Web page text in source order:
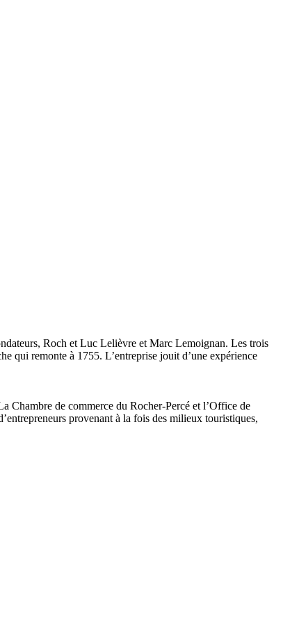
Roch et Luc Lelièvre et Marc Lemoignan. Les trois
qui remonte à 1755. L’entreprise jouit d’une expérience
Chambre de commerce du Rocher-Percé et l’Office de
provenant à la fois des milieux touristiques,